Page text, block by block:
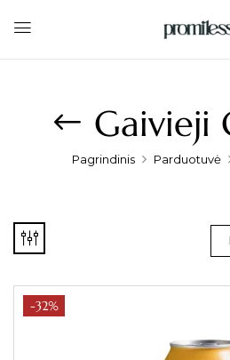
Gaivieji
Pagrindinis Parduotuvė
-32%